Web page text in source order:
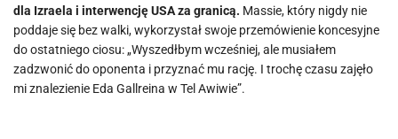
dla Izraela i interwencję USA za granicą. Massie, który nigdy nie
poddaje się bez walki, wykorzystał swoje przemówienie koncesyjne
do ostatniego ciosu: „Wyszedłbym wcześniej, ale musiałem
zadzwonić do oponenta i przyznać mu rację. I trochę czasu zajęło
mi znalezienie Eda Gallreina w Tel Awiwie”.